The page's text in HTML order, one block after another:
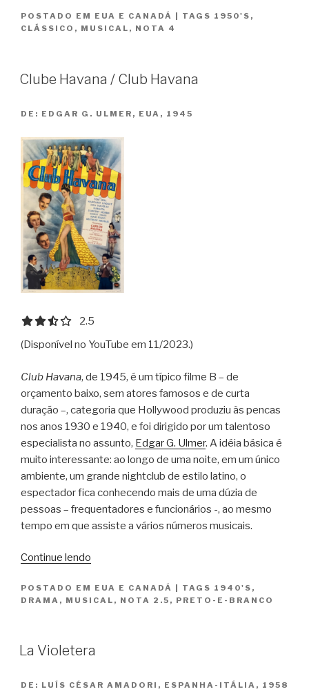
Paris
/
in
POSTADO EM EUA E CANADÁ TAGS 1950'S ,
CLÁSSICO , MUSICAL , NOTA 4
Clube Havana / Club Havana
DE: EDGAR G. ULMER, EUA, 1945
2.5 out of 5.0 stars
2.5
(Disponível no YouTube em 11/2023.)
Club Havana, de 1945, é um típico filme B – de
orçamento baixo, sem atores famosos e de curta
duração –, categoria que Hollywood produziu às pencas
nos anos 1930 e 1940, e foi dirigido por um talentoso
especialista no assunto, Edgar G. Ulmer. A idéia básica é
muito interessante: ao longo de uma noite, em um único
ambiente, um grande nightclub de estilo latino, o
espectador fica conhecendo mais de uma dúzia de
pessoas – frequentadores e funcionários -, ao mesmo
tempo em que assiste a vários números musicais.
Continue lendo
Club
POSTADO EM EUA E CANADÁ | TAGS 1940'S ,
DRAMA , MUSICAL , NOTA 2.5 , PRETO-E-BRANCO
La Violetera
DE: LUÍS CÉSAR AMADORI, ESPANHA-ITÁLIA, 1958